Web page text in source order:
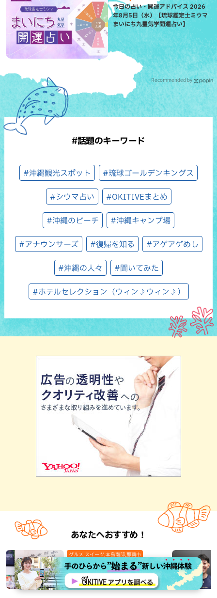
今日の占い・開運アドバイス 2026
年8月5日（水）【琉球鑑定士ミウマ
まいにち九星気学開運占い】
Recommended by
#話題のキーワード
#沖縄観光スポット #琉球ゴールデンキングス
#シウマ占い #OKITIVEまとめ
#沖縄のビーチ #沖縄キャンプ場
#アナウンサーズ #復帰を知る #アゲアゲめし
#沖縄の人々 #聞いてみた
#ホテルセレクション（ウィン♪ウィン♪）
あなたへおすすめ！
牧志の隠れたパワースポット？！
「日々草」でボクシング界の世界王者
が味わった黒糖ぜんざいを堪能！貴重
なサインと手作りケーキも要チェック
グルメ,スイーツ,本島南部,那覇市